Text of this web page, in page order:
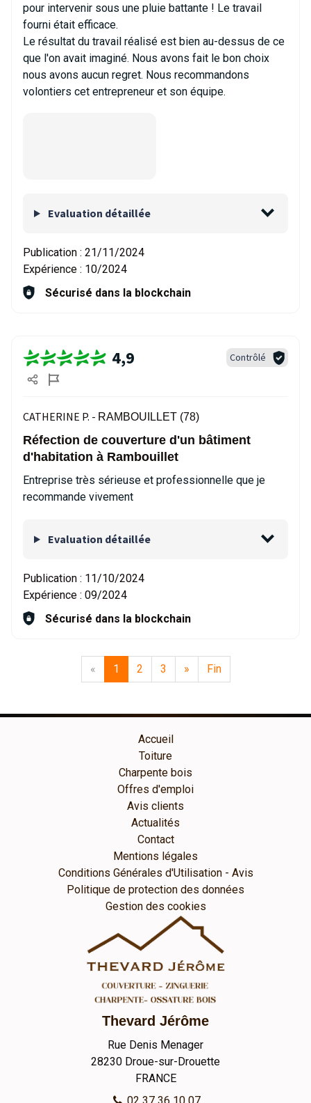
pour intervenir sous une pluie battante ! Le travail
fourni était efficace.
Le résultat du travail réalisé est bien au-dessus de ce
que l'on avait imaginé. Nous avons fait le bon choix
nous avons aucun regret. Nous recommandons
volontiers cet entrepreneur et son équipe.
Evaluation détaillée
Publication : 21/11/2024
Expérience : 10/2024
Sécurisé dans la blockchain
4,9 Contrôlé
CATHERINE P. - RAMBOUILLET (78)
Réfection de couverture d'un bâtiment
d'habitation à Rambouillet
Entreprise très sérieuse et professionnelle que je
recommande vivement
Evaluation détaillée
Publication : 11/10/2024
Expérience : 09/2024
Sécurisé dans la blockchain
« 1 2 3 » Fin
Accueil
Toiture
Charpente bois
Offres d'emploi
Avis clients
Actualités
Contact
Mentions légales
Conditions Générales d'Utilisation - Avis
Politique de protection des données
Gestion des cookies
Thevard Jérôme
Rue Denis Menager
28230 Droue-sur-Drouette
FRANCE
02 37 36 10 07